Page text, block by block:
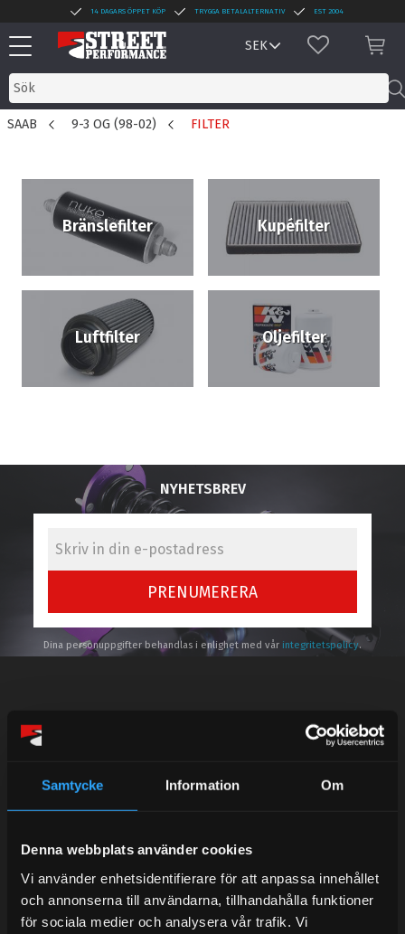
Samtycke Information Om
Denna webbplats använder cookies
Vi använder enhetsidentifierare för att anpassa innehållet
och annonserna till användarna, tillhandahålla funktioner
för sociala medier och analysera vår trafik. Vi
Meny
14 DAGARS ÖPPET KÖP TRYGGA BETALALTERNATIV EST 2004
FAVORITER
SAAB 9-3 OG (98-02) FILTER
Bränslefilter Kupéfilter
Luftfilter Oljefilter
NYHETSBREV
PRENUMERERA
Dina personuppgifter behandlas i enlighet med vår integritetspolicy.
Semestertider.
Under V.27 - V.33 nås vi enbart på mejl. Ordrar skickas
det helt stängt.
Mån-Tors: 10:30-15:00
Lunchstängt 12:00-13:00